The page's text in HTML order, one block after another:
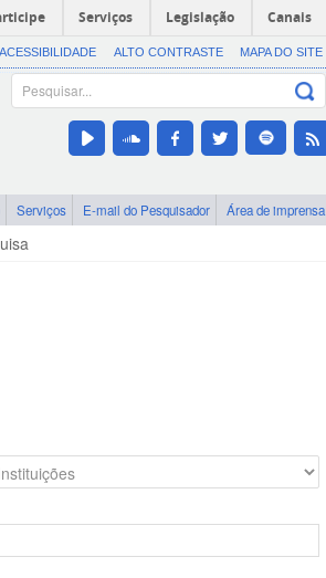
Serviços Legislação Canais
ACESSIBILIDADE ALTO CONTRASTE MAPA DO SITE
Serviços E-mail do Pesquisador Área de imprensa